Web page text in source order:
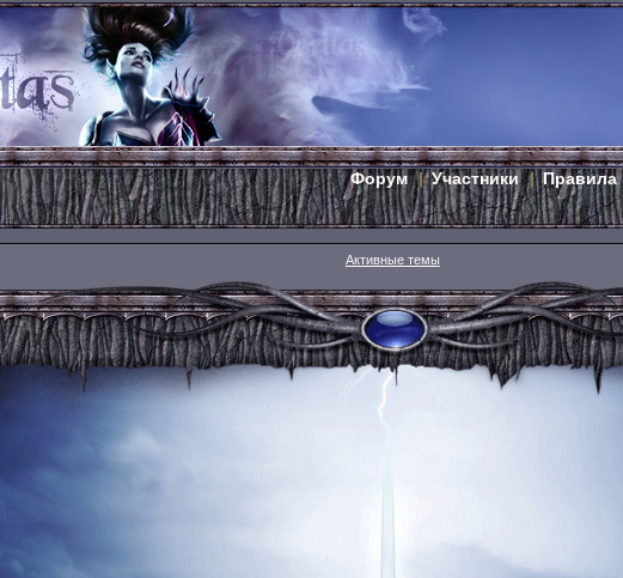
Форум Участники Правила
Активные темы